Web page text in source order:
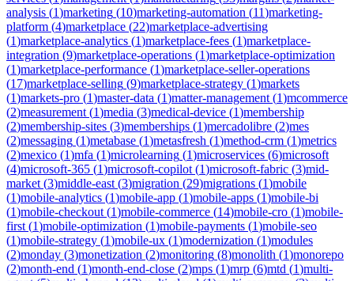
analysis (1)marketing (10)marketing-automation (11)marketing-
platform (4)marketplace (22)marketplace-advertising
(1)marketplace-analytics (1)marketplace-fees (1)marketplace-
integration (9)marketplace-operations (1)marketplace-optimization
(1)marketplace-performance (1)marketplace-seller-operations
(17)marketplace-selling (9)marketplace-strategy (1)markets
(1)markets-pro (1)master-data (1)matter-management (1)mcommerce
(2)measurement (1)media (3)medical-device (1)membership
(2)membership-sites (3)memberships (1)mercadolibre (2)mes
(2)messaging (1)metabase (1)metasfresh (1)method-crm (1)metrics
(2)mexico (1)mfa (1)microlearning (1)microservices (6)microsoft
(4)microsoft-365 (1)microsoft-copilot (1)microsoft-fabric (3)mid-
market (3)middle-east (3)migration (29)migrations (1)mobile
(1)mobile-analytics (1)mobile-app (1)mobile-apps (1)mobile-bi
(1)mobile-checkout (1)mobile-commerce (14)mobile-cro (1)mobile-
first (1)mobile-optimization (1)mobile-payments (1)mobile-seo
(1)mobile-strategy (1)mobile-ux (1)modernization (1)modules
(2)monday (3)monetization (2)monitoring (8)monolith (1)monorepo
(2)month-end (1)month-end-close (2)mps (1)mrp (6)mtd (1)multi-